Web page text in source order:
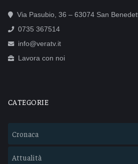
Via Pasubio, 36 – 63074 San
0735 367514
info@veratv.it
Lavora con noi
CATEGORIE
Cronaca
Attualità